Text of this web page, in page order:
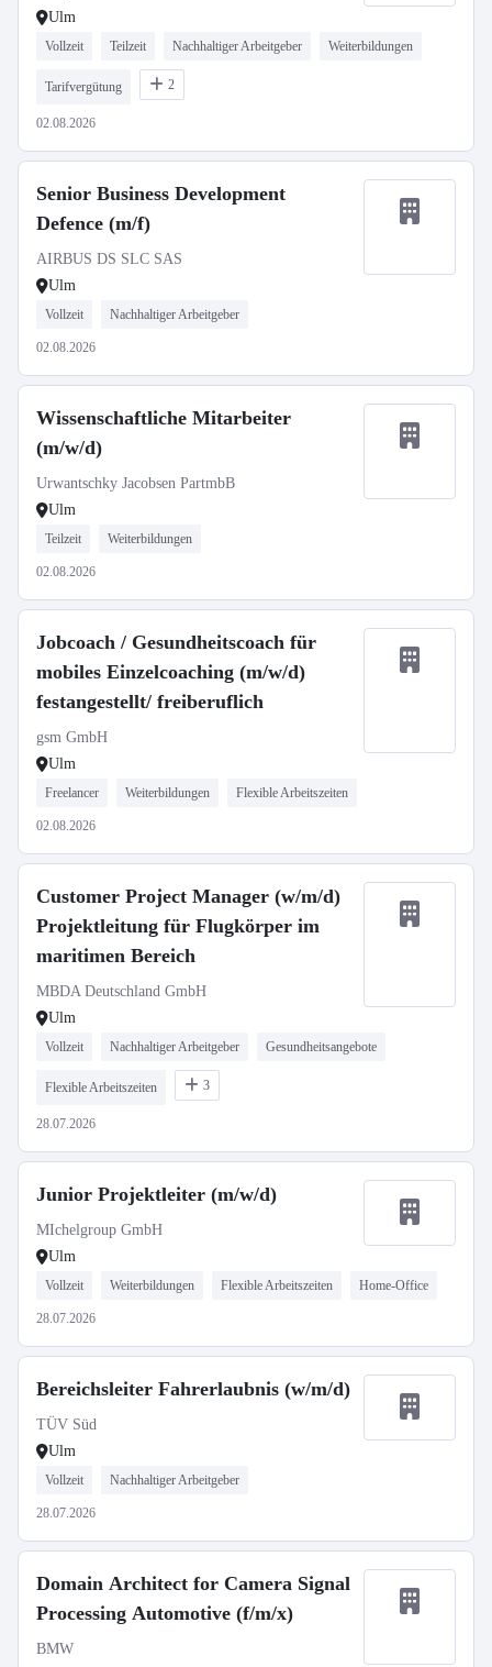
Ulm
Vollzeit Teilzeit Nachhaltiger Arbeitgeber Weiterbildungen
Tarifvergütung 2
02.08.2026
Senior Business Development
Defence (m/f)
AIRBUS DS SLC SAS
Ulm
Vollzeit Nachhaltiger Arbeitgeber
02.08.2026
Wissenschaftliche Mitarbeiter
(m/w/d)
Urwantschky Jacobsen PartmbB
Ulm
Teilzeit Weiterbildungen
02.08.2026
Jobcoach / Gesundheitscoach für
mobiles Einzelcoaching (m/w/d)
festangestellt/ freiberuflich
gsm GmbH
Ulm
Freelancer Weiterbildungen Flexible Arbeitszeiten
02.08.2026
Customer Project Manager (w/m/d)
Projektleitung für Flugkörper im
maritimen Bereich
MBDA Deutschland GmbH
Ulm
Vollzeit Nachhaltiger Arbeitgeber Gesundheitsangebote
Flexible Arbeitszeiten 3
28.07.2026
Junior Projektleiter (m/w/d)
MIchelgroup GmbH
Ulm
Vollzeit Weiterbildungen Flexible Arbeitszeiten Home-Office
28.07.2026
Bereichsleiter Fahrerlaubnis (w/m/d)
TÜV Süd
Ulm
Vollzeit Nachhaltiger Arbeitgeber
28.07.2026
Domain Architect for Camera Signal
Processing Automotive (f/m/x)
BMW